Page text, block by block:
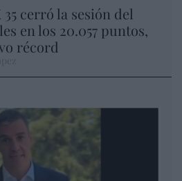
35 cerró la sesión del
en los 20.057 puntos,
récord